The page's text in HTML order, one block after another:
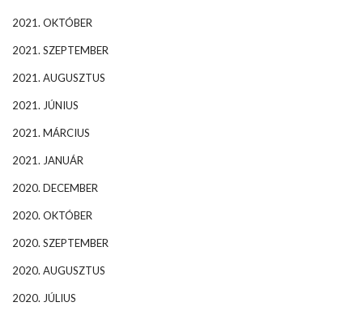
2021. OKTÓBER
2021. SZEPTEMBER
2021. AUGUSZTUS
2021. JÚNIUS
2021. MÁRCIUS
2021. JANUÁR
2020. DECEMBER
2020. OKTÓBER
2020. SZEPTEMBER
2020. AUGUSZTUS
2020. JÚLIUS